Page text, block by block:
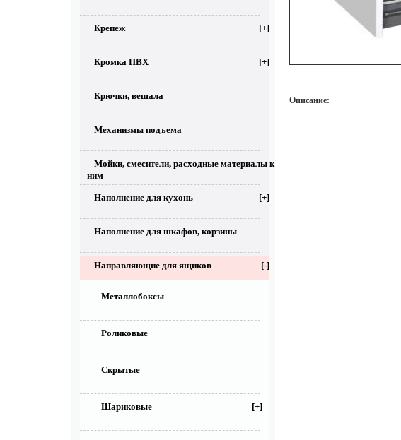
Крепеж [+]
Кромка ПВХ [+]
Крючки, вешала
Механизмы подъема
Мойки, смесители, расходные материалы к
ним
Наполнение для кухонь [+]
Наполнение для шкафов, корзины
Направляющие для ящиков [-]
Металлобоксы
Роликовые
Скрытые
Шариковые [+]
Описание: